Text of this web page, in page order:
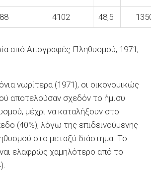
4102 48,5
από Απογραφές Πληθυσμού, 1971,
νωρίτερα (1971), οι οικονομικώς
αποτελούσαν σχεδόν το ήμισυ
μέχρι να καταλήξουν στο
(40%), λόγω της επιδεινούμενης
στο μεταξύ διάστημα. Το
ελαφρώς χαμηλότερο από το